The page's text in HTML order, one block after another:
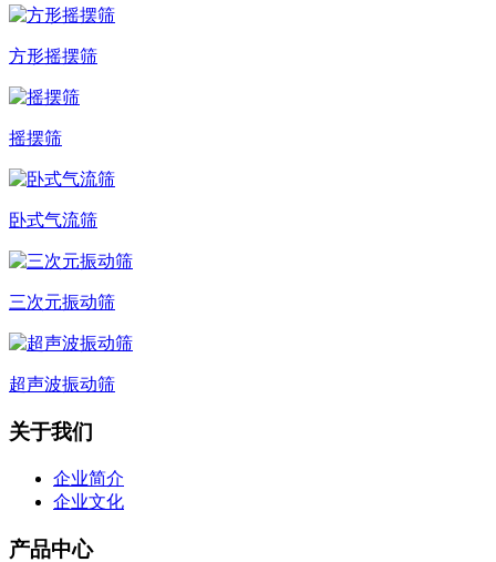
方形摇摆筛
摇摆筛
卧式气流筛
三次元振动筛
超声波振动筛
关于我们
企业简介
企业文化
产品中心